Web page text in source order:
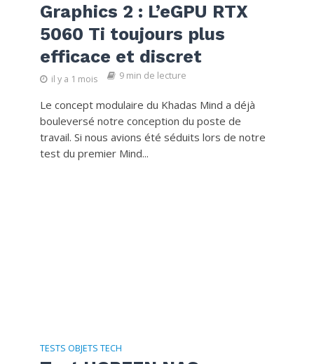
Graphics 2 : L’eGPU RTX
5060 Ti toujours plus
efficace et discret
il y a 1 mois 9 min de lecture
Le concept modulaire du Khadas Mind a déjà
bouleversé notre conception du poste de
travail. Si nous avions été séduits lors de notre
test du premier Mind...
TESTS OBJETS TECH